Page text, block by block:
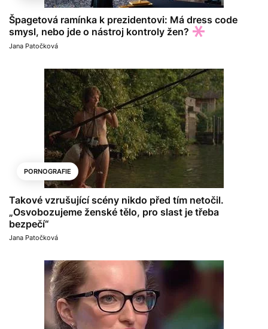
Špagetová ramínka k prezidentovi: Má dress code
smysl, nebo jde o nástroj kontroly žen?
Jana Patočková
PORNOGRAFIE
Takové vzrušující scény nikdo před tím netočil.
„Osvobozujeme ženské tělo, pro slast je třeba
bezpečí“
Jana Patočková